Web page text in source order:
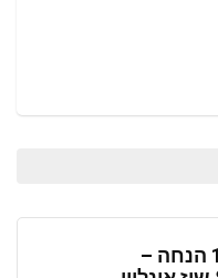
קופון עם 12% הנחה –